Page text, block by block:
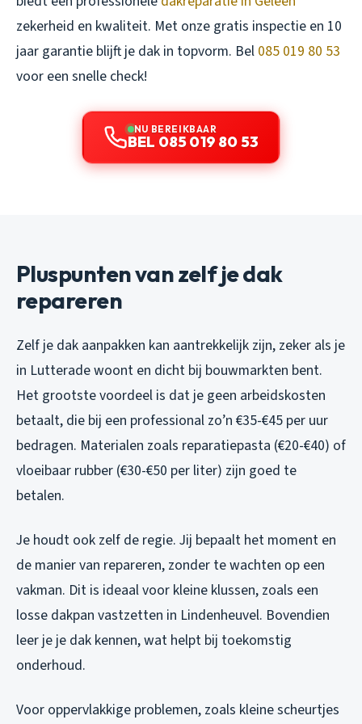
zekerheid en kwaliteit. Met onze gratis inspectie en 10
jaar garantie blijft je dak in topvorm. Bel 085 019 80 53
voor een snelle check!
NU BEREIKBAAR
BEL 085 019 80 53
Pluspunten van zelf je dak
repareren
Zelf je dak aanpakken kan aantrekkelijk zijn, zeker als je
in Lutterade woont en dicht bij bouwmarkten bent.
Het grootste voordeel is dat je geen arbeidskosten
betaalt, die bij een professional zo’n €35-€45 per uur
bedragen. Materialen zoals reparatiepasta (€20-€40) of
vloeibaar rubber (€30-€50 per liter) zijn goed te
betalen.
Je houdt ook zelf de regie. Jij bepaalt het moment en
de manier van repareren, zonder te wachten op een
vakman. Dit is ideaal voor kleine klussen, zoals een
losse dakpan vastzetten in Lindenheuvel. Bovendien
leer je je dak kennen, wat helpt bij toekomstig
onderhoud.
Voor oppervlakkige problemen, zoals kleine scheurtjes